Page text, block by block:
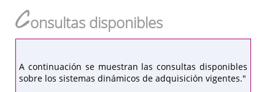
Consultas disponibles
A continuación se muestran las consultas disponibles
sobre los sistemas dinámicos de adquisición vigentes."